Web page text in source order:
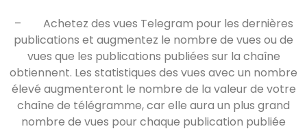
–
Achetez des vues Telegram pour les dernières
publications et augmentez le nombre de vues ou de
vues que les publications publiées sur la chaîne
obtiennent. Les statistiques des vues avec un nombre
élevé augmenteront le nombre de la valeur de votre
chaîne de télégramme, car elle aura un plus grand
nombre de vues pour chaque publication publiée